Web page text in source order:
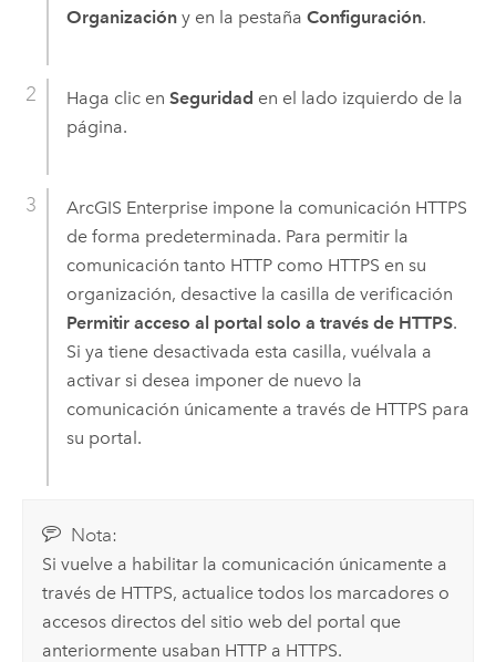
Organizacióny en la pestaña Configuración.
Haga clic en Seguridad en el lado izquierdo de la
página.
ArcGIS Enterpriseimpone la comunicación HTTPS
de forma predeterminada. Para permitir la
comunicación tanto HTTP como HTTPS en su
organización, desactive la casilla de verificación
Permitir acceso al portal solo a través de HTTPS.
Si ya tiene desactivada esta casilla, vuélvala a
activar si desea imponer de nuevo la
comunicación únicamente a través de HTTPS para
su portal.
Nota:
Si vuelve a habilitar la comunicación únicamente a
través de HTTPS, actualice todos los marcadores o
accesos directos del sitio web del portal que
anteriormente usaban HTTP a HTTPS.